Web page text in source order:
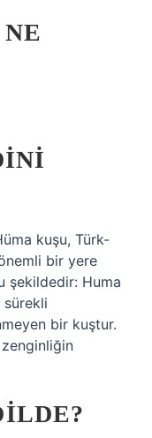
kuşu, Türk-
bir yere
şekildedir: Huma
sürekli
bir kuştur.